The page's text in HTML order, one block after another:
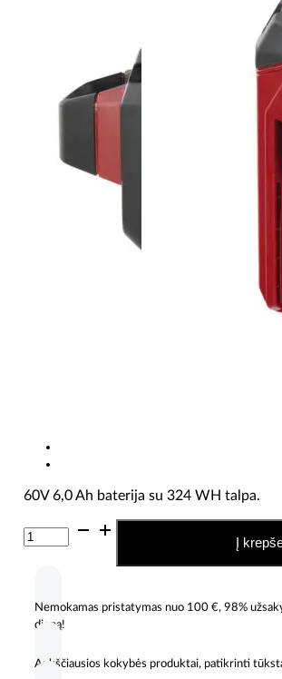
60V 6,0 Ah baterija su 324 WH talpa.
produkto
kiekis:
6,0
Ah
324
Į
Nemokamas pristatymas nuo 100 €, 98%
dieną!
Aukščiausios kokybės produktai, patikrinti